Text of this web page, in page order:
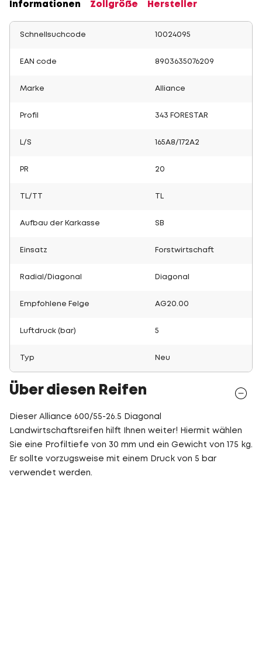
Informationen Zollgröße Hersteller
Schnellsuchcode 10024095
EAN code 8903635076209
Marke Alliance
Profil 343 FORESTAR
L/S 165A8/172A2
PR 20
TL/TT
Aufbau der Karkasse SB
Einsatz Forstwirtschaft
Radial/Diagonal Diagonal
Empfohlene Felge AG20.00
Luftdruck (bar) 5
Typ Neu
Über diesen Reifen
Dieser Alliance 600/55-26.5 Diagonal
Landwirtschaftsreifen hilft Ihnen weiter! Hiermit wählen
Sie eine Profiltiefe von 30 mm und ein Gewicht von 175 kg.
Er sollte vorzugsweise mit einem Druck von 5 bar
verwendet werden.